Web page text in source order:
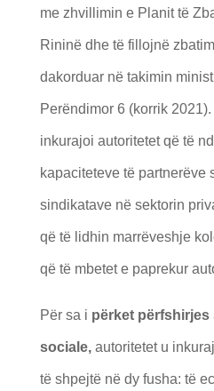
me zhvillimin e Planit të
Rininë dhe të fillojnë
dakorduar në takimin
Perëndimor 6 (korrik
inkurajoi autoritetet që të
kapaciteteve të partnerëve
sindikatave në sektorin
që të lidhin marrëveshje
që të mbetet e paprekur
Për sa i përket
sociale,autoritetet u
të shpejtë në dy fusha: të